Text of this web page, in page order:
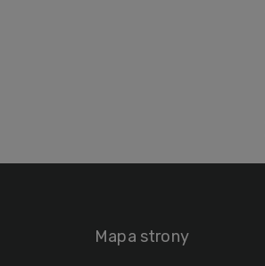
Mapa strony